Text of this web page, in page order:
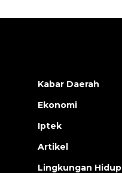
Kabar Daerah
Ekonomi
Iptek
Artikel
Lingkungan Hidup